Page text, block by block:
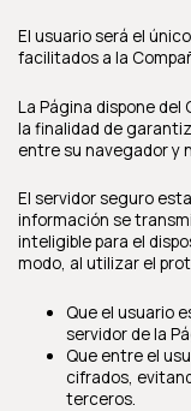
El usuario será el
facilitados a la
La Página dispone del
la finalidad de
entre su navegador y
El servidor seguro
información se
inteligible para el
modo, al utilizar el
Que el usuario
servidor de la
Que entre el
cifrados,
terceros.